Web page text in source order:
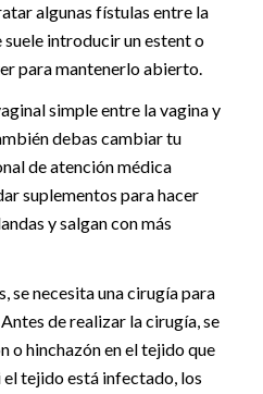
algunas fístulas entre la
suele introducir un estent o
para mantenerlo abierto.
simple entre la vagina y
debas cambiar tu
de atención médica
suplementos para hacer
y salgan con más
se necesita una cirugía para
de realizar la cirugía, se
hinchazón en el tejido que
tejido está infectado, los